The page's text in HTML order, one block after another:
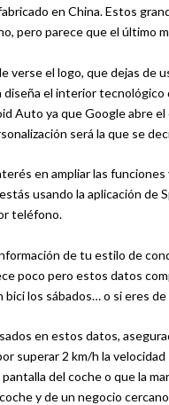
en China. Estos
pero parece que el último
verse el logo, que dejas de
diseña el interior
Auto ya que Google abre
será la que se
en ampliar las funciones
usando la aplicación de
teléfono.
de tu estilo de
poco pero estos datos
bici los sábados… o si eres
en estos datos,
superar 2 km/h la
del coche o que la
y de un negocio